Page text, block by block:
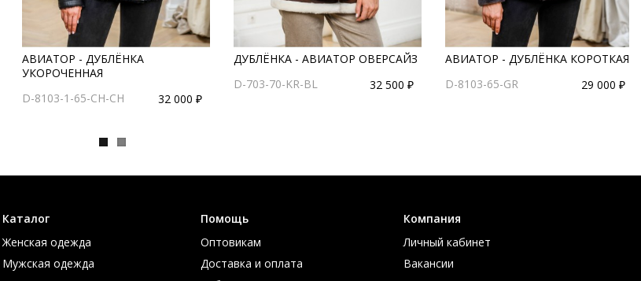
АВИАТОР - ДУБЛЁНКА
УКОРОЧЕННАЯ
D-8103-1-65-CH-CH
32 000 ₽
ДУБЛЁНКА - АВИАТОР ОВЕРСАЙЗ
D-703-70-KR-BL
32 500 ₽
АВИАТОР - ДУБЛЁНКА КОРОТКАЯ
D-8103-65-GR
29 000 ₽
Каталог
Женская одежда
Мужская одежда
Помощь
Оптовикам
Доставка и оплата
Компания
Личный кабинет
Вакансии